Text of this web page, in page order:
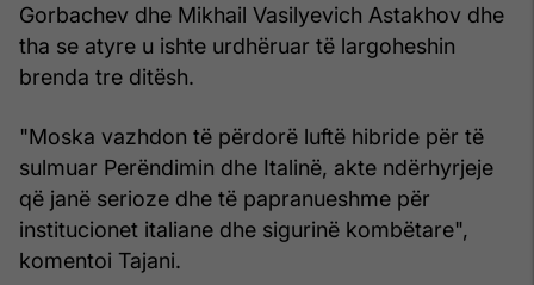
Gorbachev dhe Mikhail Vasilyevich Astakhov dhe
tha se atyre u ishte urdhëruar të largoheshin
brenda tre ditësh.
"Moska vazhdon të përdorë luftë hibride për të
sulmuar Perëndimin dhe Italinë, akte ndërhyrjeje
që janë serioze dhe të papranueshme për
institucionet italiane dhe sigurinë kombëtare",
komentoi Tajani.